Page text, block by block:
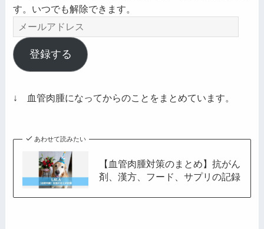
す。いつでも解除できます。
メ
ー
ル
ア
レ
登録する
↓ 血管肉腫になってからのことをまとめています。
あわせて読みたい
【血管肉腫対策のまとめ】抗がん
剤、漢方、フード、サプリの記録